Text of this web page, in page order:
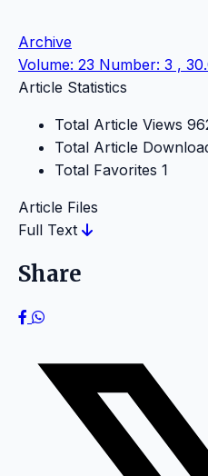
Archive
Volume: 23 Number: 3 ,
Article Statistics
Total Article Views
Total Article
Total Favorites 1
Article Files
Full Text
Share